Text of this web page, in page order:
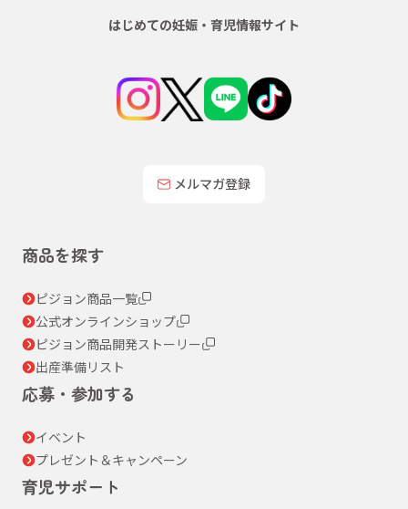
はじめての妊娠・育児情報サイト
メルマガ登録
商品を探す
ピジョン商品一覧
公式オンラインショップ
ピジョン商品開発ストーリー
出産準備リスト
応募・参加する
イベント
プレゼント＆キャンペーン
育児サポート